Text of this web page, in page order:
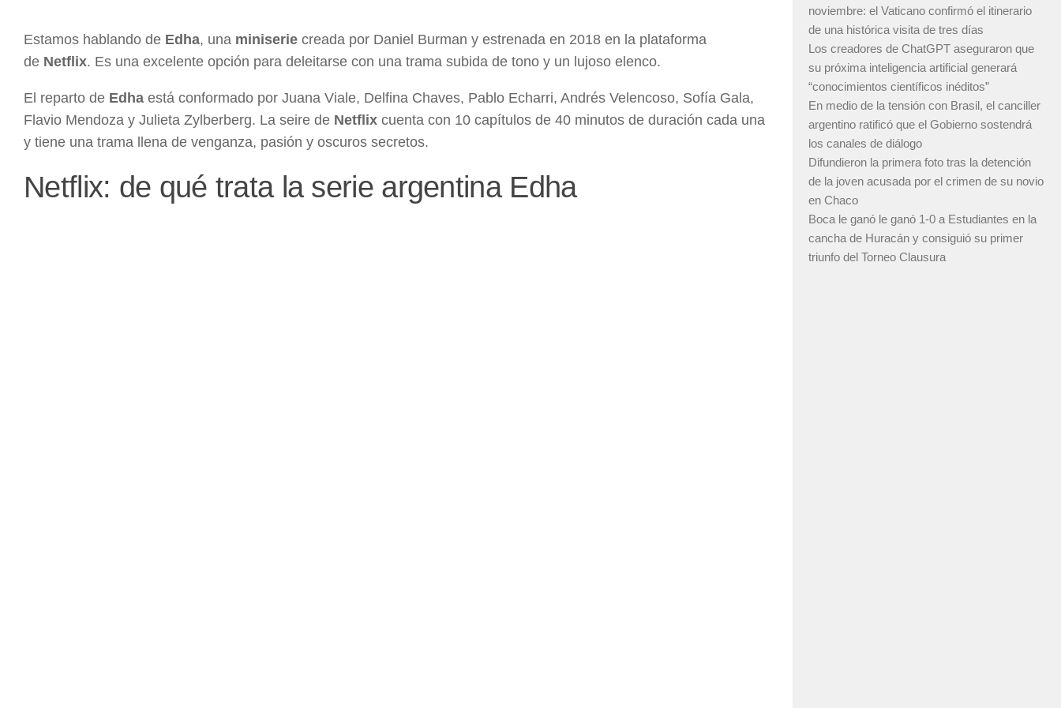
Estamos hablando de Edha, una miniserie creada por Daniel Burman y estrenada en 2018 en la plataforma
de Netflix. Es una excelente opción para deleitarse con una trama subida de tono y un lujoso elenco.
El reparto de Edha está conformado por Juana Viale, Delfina Chaves, Pablo Echarri, Andrés Velencoso, Sofía Gala,
Flavio Mendoza y Julieta Zylberberg. La seire de Netflix cuenta con 10 capítulos de 40 minutos de duración cada una
y tiene una trama llena de venganza, pasión y oscuros secretos.
Netflix: de qué trata la serie argentina Edha
noviembre: el Vaticano confirmó el itinerario
de una histórica visita de tres días
Los creadores de ChatGPT aseguraron que
su próxima inteligencia artificial generará
“conocimientos científicos inéditos”
En medio de la tensión con Brasil, el canciller
argentino ratificó que el Gobierno sostendrá
los canales de diálogo
Difundieron la primera foto tras la detención
de la joven acusada por el crimen de su novio
en Chaco
Boca le ganó le ganó 1-0 a Estudiantes en la
cancha de Huracán y consiguió su primer
triunfo del Torneo Clausura